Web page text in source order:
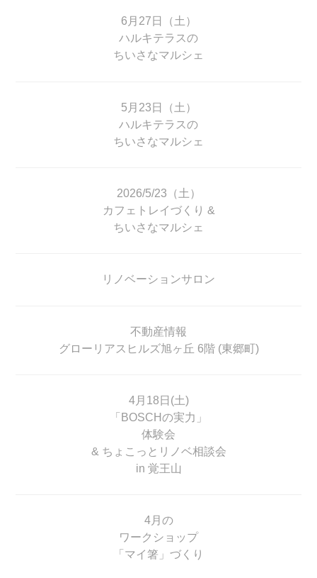
6月27日（土）
ハルキテラスの
ちいさなマルシェ
5月23日（土）
ハルキテラスの
ちいさなマルシェ
2026/5/23（土）
カフェトレイづくり &
ちいさなマルシェ
リノベーションサロン
不動産情報
グローリアスヒルズ旭ヶ丘 6階 (東郷町)
4月18日(土)
「BOSCHの実力」
体験会
& ちょこっとリノベ相談会
in 覚王山
4月の
ワークショップ
「マイ箸」づくり